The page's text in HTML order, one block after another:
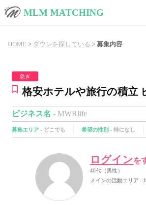
MLM MATCHING
HOME > ダウンを探している > 募集内容
格安ホテルや旅行の積立
急ぎ
ビジネス名 - MWRlife
募集エリア - どこでも 希望の性別 - 特になし
ログインを
40代（男性）
メインの活動エリア -